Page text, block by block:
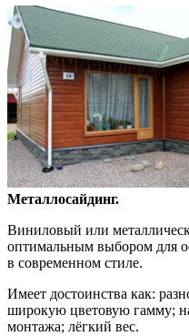
Металлосайдинг.
Виниловый или
оптимальным выбором для
в современном стиле.
Имеет достоинства как:
широкую цветовую гамму;
монтажа; лёгкий вес.